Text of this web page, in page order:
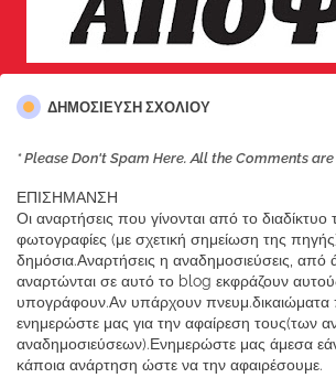
ΔΗΜΟΣΊΕΥΣΗ ΣΧΟΛΊΟΥ
* Please Don't Spam Here. All the Comments
ΕΠΙΣΗΜΑΝΣΗ
Οι αναρτήσεις που γίνονται από το διαδίκτυο
φωτογραφίες (με σχετική σημείωση της
δημόσια.Αναρτήσεις η αναδημοσιεύσεις, από
αναρτώνται σε αυτό το blog εκφράζουν
υπογράφουν.Αν υπάρχουν πνευμ.δικαιώματα
ενημερώστε μας για την αφαίρεση τους(των
αναδημοσιεύσεων).Ενημερώστε μας άμεσα
κάποια ανάρτηση ώστε να την αφαιρέσουμε.